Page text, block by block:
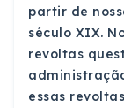
partir de
século XIX.
revoltas
essas